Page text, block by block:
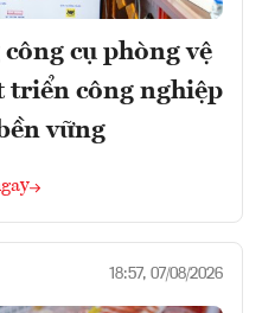
cụ phòng vệ
triển công nghiệp
vững
18:57, 07/08/2026